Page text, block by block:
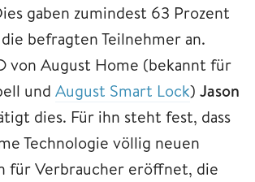
gaben zumindest 63 Prozent
befragten Teilnehmer an.
von August Home (bekannt für
und August Smart Lock) Jason
dies. Für ihn steht fest, dass
Technologie völlig neuen
für Verbraucher eröffnet, die